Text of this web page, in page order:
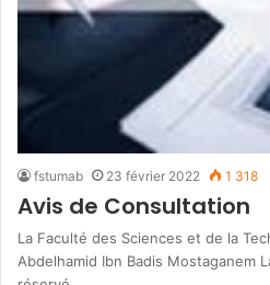
fstumab 23 février 2022 1 318
Avis de Consultation
La Faculté des Sciences et de la
Abdelhamid Ibn Badis Mostaganem